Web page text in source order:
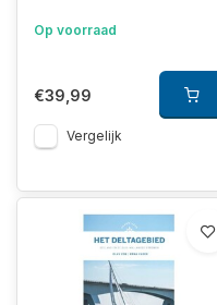
Op voorraad
€39,99
Vergelijk